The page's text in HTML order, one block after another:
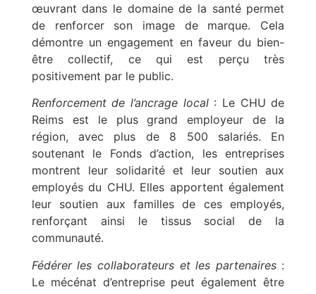
œuvrant dans le domaine de la santé permet
de renforcer son image de marque. Cela
démontre un engagement en faveur du bien-
être collectif, ce qui est perçu très
positivement par le public.
Renforcement de l’ancrage local: Le CHU de
Reims est le plus grand employeur de la
région, avec plus de 8 500 salariés. En
soutenant le Fonds d’action, les entreprises
montrent leur solidarité et leur soutien aux
employés du CHU. Elles apportent également
leur soutien aux familles de ces employés,
renforçant ainsi le tissus social de la
communauté.
Fédérer les collaborateurs et les partenaires :
Le mécénat d’entreprise peut également être